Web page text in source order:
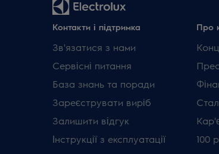
Контакти і підтримка
Зв'язатися з нами
Сервісні питання
База знань та поради
Зареєструвати виріб
Залишити відгук
Інструкції з експлуатації
Про
100